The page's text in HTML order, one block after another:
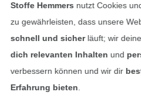
Stoffe Hemmers nutzt Cookies
zu gewährleisten, dass unsere
schnell und sicherläuft; wir
dich relevanten Inhalten und
verbessern können und wir dir
Erfahrung bieten